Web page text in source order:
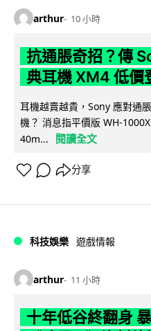
arthur 10 小時
抗通脹奇招？傳
典耳機 XM4 低價
耳機越賣越貴，Sony 應對通
機？ 消息指平價版 WH-
40m...
閱讀全文
分享
科技娛樂 遊戲情報
arthur 11 小時
十年低谷終翻身